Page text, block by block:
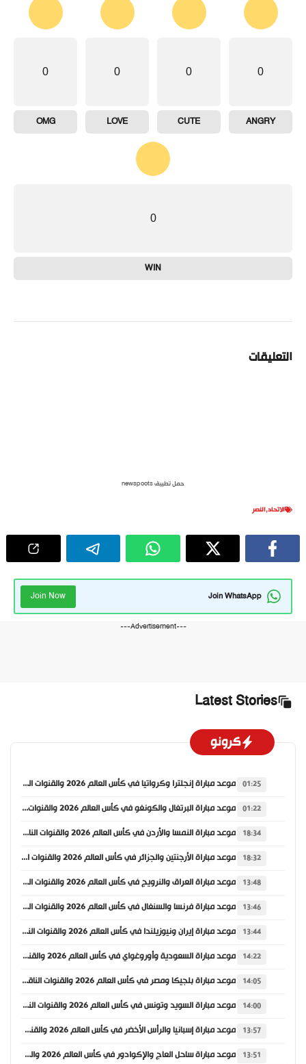
0
ANGRY
0
CUTE
0
LOVE
0
OMG
0
WIN
التعليقات
حمل تطبيق newspoots
الاتحاد,النصر
Join WhatsApp
Join Now
---Advertisement---
Latest Stories
كرونو
01:25 موعد مباراة إنجلترا وكرواتيا في كأس العالم 2026 والقنوات الناقلة
01:22 موعد مباراة البرتغال والكونغو في كأس العالم 2026 والقنوات الناقلة
18:34 موعد مباراة النمسا والأردن في كأس العالم 2026 والقنوات الناقلة
18:32 موعد مباراة الأرجنتين والجزائر في كأس العالم 2026 والقنوات الناقلة
13:48 موعد مباراة العراق والنرويج في كأس العالم 2026 والقنوات الناقلة
13:46 موعد مباراة فرنسا والسنغال في كأس العالم 2026 والقنوات الناقلة
13:44 موعد مباراة إيران ونيوزيلندا في كأس العالم 2026 والقنوات الناقلة
14:22 موعد مباراة السعودية وأوروغواي في كأس العالم 2026 والقنوات الناقلة
14:05 موعد مباراة بلجيكا ومصر في كأس العالم 2026 والقنوات الناقلة
14:00 موعد مباراة السويد وتونس في كأس العالم 2026 والقنوات الناقلة
13:57 موعد مباراة إسبانيا والرأس الأخضر في كأس العالم 2026 والقنوات الناقلة
13:51 موعد مباراة ساحل العاج والإكوادور في كأس العالم 2026 والقنوات الناقلة